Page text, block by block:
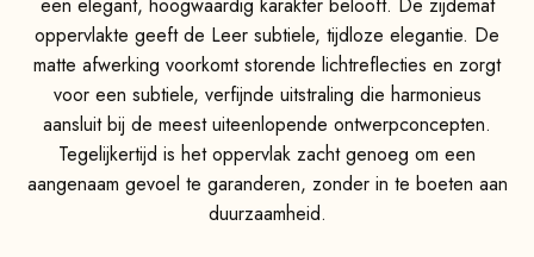
oppervlakte geeft de Leer subtiele, tijdloze elegantie. De
matte afwerking voorkomt storende lichtreflecties en zorgt
voor een subtiele, verfijnde uitstraling die harmonieus
aansluit bij de meest uiteenlopende ontwerpconcepten.
Tegelijkertijd is het oppervlak zacht genoeg om een
aangenaam gevoel te garanderen, zonder in te boeten aan
duurzaamheid.